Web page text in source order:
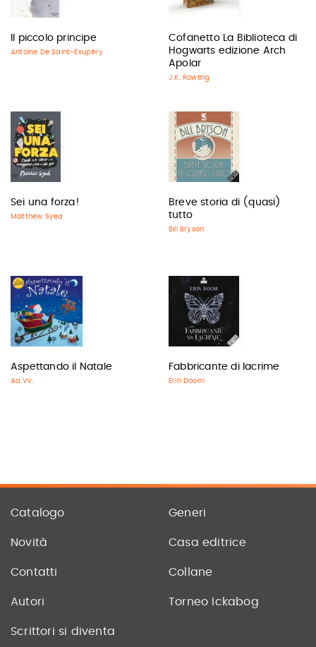
Il piccolo principe
Antoine De Saint-Exupéry
Cofanetto La Biblioteca di
Hogwarts edizione Arch
Apolar
J.K. Rowling
Sei una forza!
Matthew Syed
Breve storia di (quasi)
tutto
Bill Bryson
Aspettando il Natale
Aa.Vv.
Fabbricante di lacrime
Erin Doom
Catalogo Generi
Novità Casa editrice
Contatti Collane
Autori Torneo Ickabog
Scrittori si diventa